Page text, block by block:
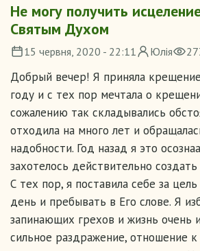
Не могу получить
Святым Духом
15 червня, 2020 - 22:11 Юлія
Добрый вечер! Я приняла
году и с тех пор мечтала о
сожалению так складывались
отходила на много лет и
надобности. Год назад я это
захотелось действительно
С тех пор, я поставила себе за
день и пребывать в Его слове. Я
запинающих грехов и жизнь очень
сильное раздражение, отношение